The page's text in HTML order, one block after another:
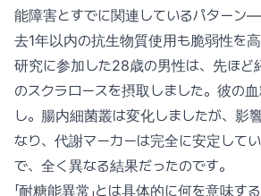
能障害とすでに関連しているパターン
去1年以内の抗生物質使用も脆弱性を高
研究に参加した28歳の男性は、先ほど
のスクラロースを摂取しました。彼の
し。腸内細菌叢は変化しましたが、影
なり、代謝マーカーは完全に安定して
で、全く異なる結果だったのです。
「耐糖能異常」とは具体的に何を意味す